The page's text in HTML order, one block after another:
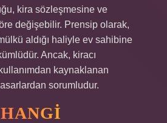
kira sözleşmesine ve
değişebilir. Prensip olarak,
aldığı haliyle ev sahibine
Ancak, kiracı
kaynaklanan
sorumludur.